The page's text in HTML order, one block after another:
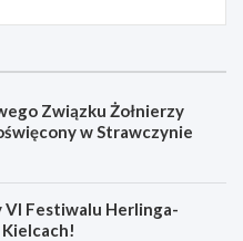
Związku Żołnierzy
w Strawczynie
VI Festiwalu Herlinga-